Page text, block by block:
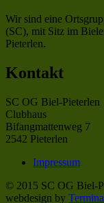
Wir sind eine
(SC), mit Sitz im
Pieterlen.
Kontakt
SC OG Biel-Pieterlen
Clubhaus
Bifangmattenweg 7
2542 Pieterlen
Impressum
© 2015 SC OG Biel-
webdesign by